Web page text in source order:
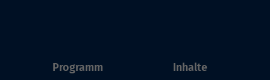
Programm Inhalte